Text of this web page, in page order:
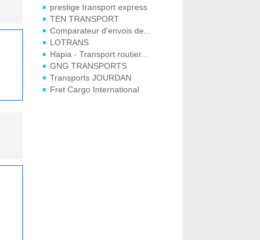
prestige transport express
TEN TRANSPORT
Comparateur d'envois de...
LOTRANS
Hapia - Transport routier...
GNG TRANSPORTS
Transports JOURDAN
Fret Cargo International